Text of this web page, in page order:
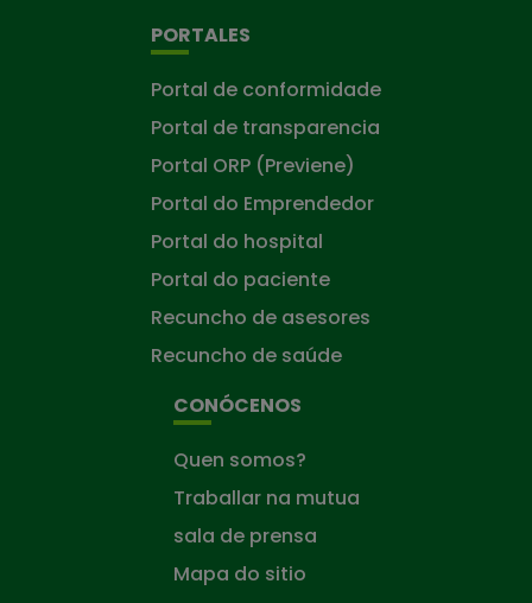
PORTALES
Portal de conformidade
Portal de transparencia
Portal ORP (Previene)
Portal do Emprendedor
Portal do hospital
Portal do paciente
Recuncho de asesores
Recuncho de saúde
CONÓCENOS
Quen somos?
Traballar na mutua
sala de prensa
Mapa do sitio